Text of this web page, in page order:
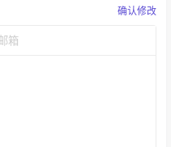
确认修改